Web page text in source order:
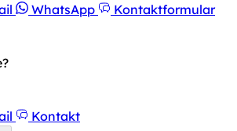
WhatsApp Kontaktformular
Kontakt